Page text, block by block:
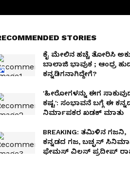
STORIES
ಕೈ ಮೇಲಿನ ಹಚ್ಚೆ ತೋರಿಸಿ
ಬಾಲಾಜಿ ಭಾವುಕ ; ಆಂಧ್ರ
ಕನ್ನಡಿಗನಾಗಿದ್ದೇಗೆ?
'ಹೀರೋಗಳನ್ನು ಈಗ
ಕಷ್ಟ': ಸಂಭಾವನೆ ಬಗ್ಗೆ ಈ
ನಿರ್ಮಾಪಕರ ಖಡಕ್ ಮಾತು
BREAKING: ತಮಿಳಿನ ಗಜನಿ,
ಕನ್ನಡದ ಗಜ, ಬಚ್ಛನ್‌
ಫೇಮಸ್‌ ವಿಲನ್‌ ಪ್ರದೀಪ್